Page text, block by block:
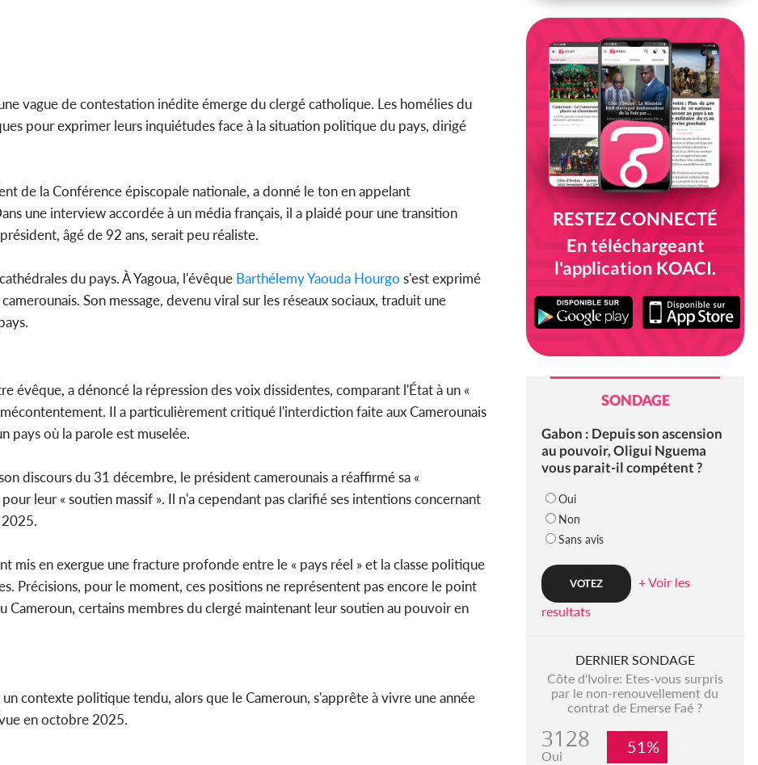
vague de contestation inédite émerge du clergé catholique. Les homélies du
pour exprimer leurs inquiétudes face à la situation politique du pays, dirigé
de la Conférence épiscopale nationale, a donné le ton en appelant
une interview accordée à un média français, il a plaidé pour une transition
âgé de 92 ans, serait peu réaliste.
du pays. À Yagoua, l'évêque Barthélemy Yaouda Hourgo s'est exprimé
Son message, devenu viral sur les réseaux sociaux, traduit une
évêque, a dénoncé la répression des voix dissidentes, comparant l'État à un «
Il a particulièrement critiqué l'interdiction faite aux Camerounais
pays où la parole est muselée.
discours du 31 décembre, le président camerounais a réaffirmé sa «
leur « soutien massif ». Il n'a cependant pas clarifié ses intentions concernant
mis en exergue une fracture profonde entre le « pays réel » et la classe politique
Précisions, pour le moment, ces positions ne représentent pas encore le point
Cameroun, certains membres du clergé maintenant leur soutien au pouvoir en
contexte politique tendu, alors que le Cameroun, s'apprête à vivre une année
en octobre 2025.
RESTEZ CONNECTÉ
En téléchargeant
l'application KOACI.
SONDAGE
Gabon : Depuis son ascension
au pouvoir, Oligui Nguema
vous parait-il compétent ?
Oui
Non
Sans avis
+ Voir les
resultats
DERNIER SONDAGE
Côte d'Ivoire: Etes-vous surpris
par le non-renouvellement du
contrat de Emerse Faé ?
3128
Oui 51%